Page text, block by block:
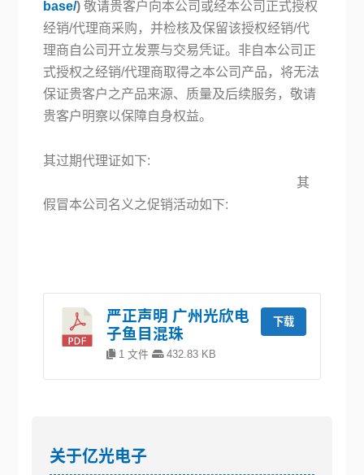
base/) 敬请贵客户向本公司或经本公司正式授权
经销/代理商采购，并检核及保留该授权经销/代
理商自公司开立发票与交易凭证。非自本公司正
式授权之经销/代理商取得之本公司产品，将无法
保证贵客户之产品来源、质量及后续服务，敬请
贵客户明察以保障自身权益。
其过期代理证如下:
其
假冒本公司名义之促销活动如下:
严正声明 广州光欣电
子鱼目混珠
1 文件 432.83 KB
下载
关于亿光电子